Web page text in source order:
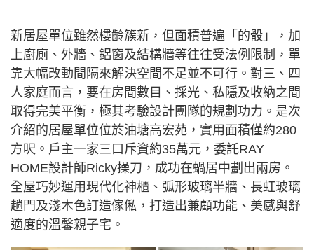
新居屋單位雖然樓齡簇新，但面積普遍「的骰」，加
上廚廁、外牆、鋁窗及結構牆等往往受法例限制，單
靠大幅改動間隔來解決空間不足並不可行。對三、四
人家庭而言，要在房間數目、採光、私隱及收納之間
取得完美平衡，極其考驗設計團隊的規劃功力。是次
介紹的居屋單位位於油塘高宏苑，實用面積僅約280
方呎。戶主一家三口斥資約35萬元，委託RAY
HOME設計師Ricky操刀，成功在蝸居中劃出兩房。
全屋巧妙運用現代化神櫃、弧形玻璃半牆、長虹玻璃
趟門及淺木色訂造傢俬，打造出兼顧功能、美感與舒
適度的溫馨親子宅。